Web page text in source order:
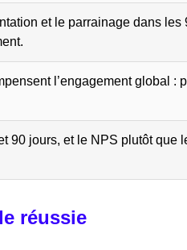
et le parrainage dans
l’engagement global :
90 jours, et le NPS plutôt que
réussie